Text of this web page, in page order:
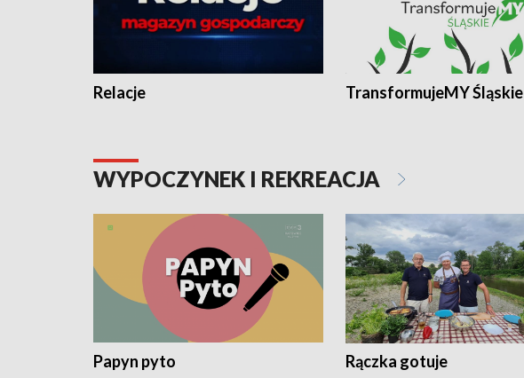
Relacje TransformujeMY Śląskie
WYPOCZYNEK I REKREACJA
Papyn pyto Rączka gotuje